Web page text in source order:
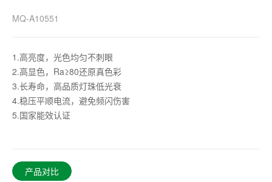
MQ-A10551
1.高亮度，光色均匀不刺眼
2.高显色，Ra≥80还原真色彩
3.长寿命，高品质灯珠低光衰
4.稳压平顺电流，避免频闪伤害
5.国家能效认证
产品对比